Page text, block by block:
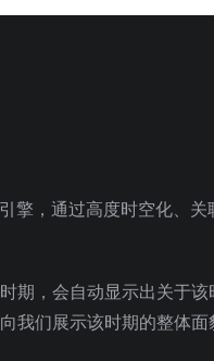
擎，通过高度时空化、
期，会自动显示出关于
我们展示该时期的整体面